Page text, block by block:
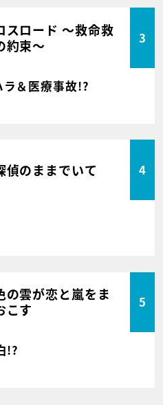
スロード ～救命救
約束～
3
＆医療事故!?
偵のままでいて 4
の雲が恋と嵐をま
こす
5
!?